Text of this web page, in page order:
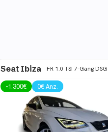
Seat Ibiza
-1.300€ 0€ Anz.